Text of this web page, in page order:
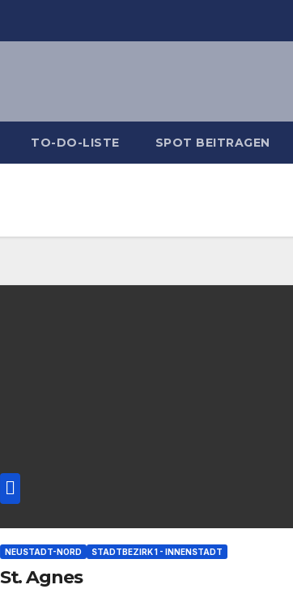
TO-DO-LISTE SPOT BEITRAGEN
NEUSTADT-NORD STADTBEZIRK 1 - INNENSTADT
St. Agnes